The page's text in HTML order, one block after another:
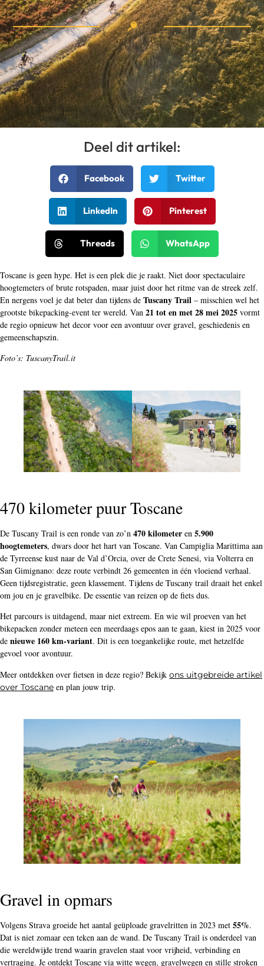
Deel dit artikel:
Facebook Twitter
LinkedIn Pinterest
Threads WhatsApp
Toscane is geen hype. Het is een plek die je raakt. Niet door spectaculaire
hoogtemeters of brute rotspaden, maar juist door het ritme van de streek zelf.
En nergens voel je dat beter dan tijdens de Tuscany Trail – misschien wel het
grootste bikepacking-event ter wereld. Van 21 tot en met 28 mei 2025 vormt
de regio opnieuw het decor voor een avontuur over gravel, geschiedenis en
gemeenschapszin.
Foto’s: TuscanyTrail.it
470 kilometer puur Toscane
De Tuscany Trail is een ronde van zo’n 470 kilometer en 5.900
hoogtemeters, dwars door het hart van Toscane. Van Campiglia Marittima aan
de Tyrreense kust naar de Val d’Orcia, over de Crete Senesi, via Volterra en
San Gimignano: deze route verbindt 26 gemeenten in één vloeiend verhaal.
Geen tijdsregistratie, geen klassement. Tijdens de Tuscany trail draait het enkel
om jou en je gravelbike. De essentie van reizen op de fiets dus.
Het parcours is uitdagend, maar niet extreem. En wie wil proeven van het
bikepacken zonder meteen een meerdaags epos aan te gaan, kiest in 2025 voor
de nieuwe 160 km-variant. Dit is een toegankelijke route, met hetzelfde
gevoel voor avontuur.
Meer ontdekken over fietsen in deze regio? Bekijk ons uitgebreide artikel
over Toscane en plan jouw trip.
Gravel in opmars
Volgens Strava groeide het aantal geüploade gravelritten in 2023 met 55%.
Dat is niet zomaar een teken aan de wand. De Tuscany Trail is onderdeel van
die wereldwijde trend waarin gravelen staat voor vrijheid, verbinding en
vertraging. Je ontdekt Toscane via witte wegen, gravelwegen en stille stroken